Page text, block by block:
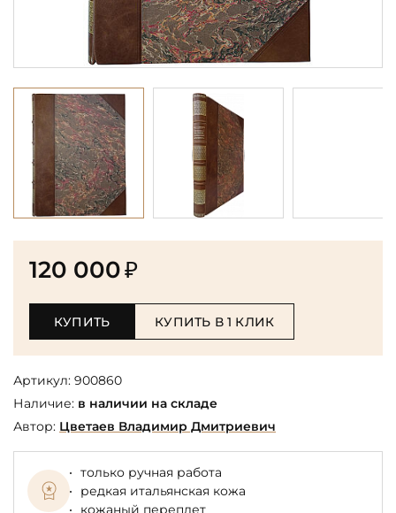
120 000₽
КУПИТЬ КУПИТЬ В 1 КЛИК
Артикул: 900860
Наличие: в наличии на складе
Автор: Цветаев Владимир Дмитриевич
только ручная работа
редкая итальянская кожа
кожаный переплет